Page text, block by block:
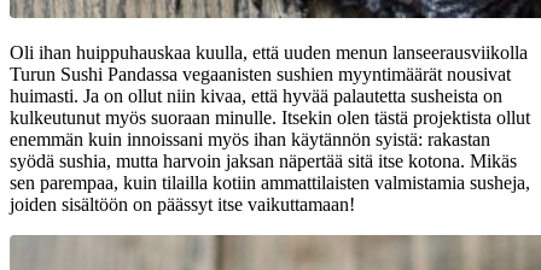
Oli ihan huippuhauskaa kuulla, että uuden menun lanseerausviikolla
Turun Sushi Pandassa vegaanisten sushien myyntimäärät nousivat
huimasti. Ja on ollut niin kivaa, että hyvää palautetta susheista on
kulkeutunut myös suoraan minulle. Itsekin olen tästä projektista ollut
enemmän kuin innoissani myös ihan käytännön syistä: rakastan
syödä sushia, mutta harvoin jaksan näpertää sitä itse kotona. Mikäs
sen parempaa, kuin tilailla kotiin ammattilaisten valmistamia susheja,
joiden sisältöön on päässyt itse vaikuttamaan!